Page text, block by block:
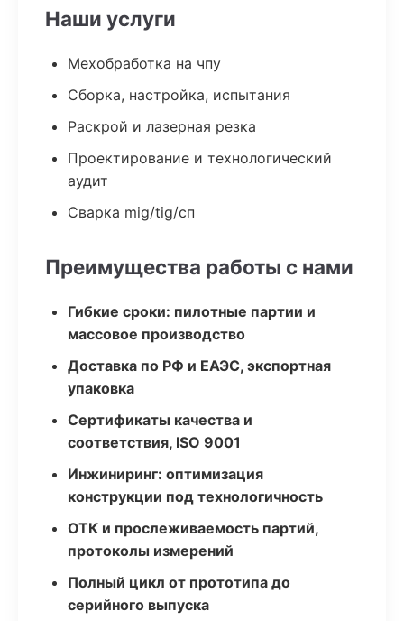
Наши услуги
Мехобработка на чпу
Сборка, настройка, испытания
Раскрой и лазерная резка
Проектирование и технологический
аудит
Сварка mig/tig/сп
Преимущества работы с нами
Гибкие сроки: пилотные партии и
массовое производство
Доставка по РФ и ЕАЭС, экспортная
упаковка
Сертификаты качества и
соответствия, ISO 9001
Инжиниринг: оптимизация
конструкции под технологичность
ОТК и прослеживаемость партий,
протоколы измерений
Полный цикл от прототипа до
серийного выпуска